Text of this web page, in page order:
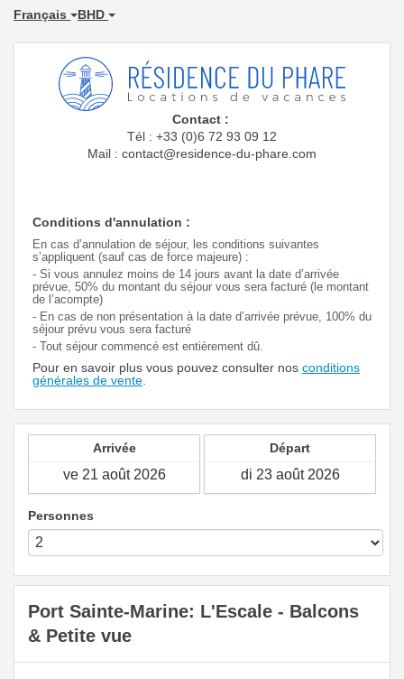
Français BHD
Contact :
Tél : +33 (0)6 72 93 09 12
Mail : contact@residence-du-phare.com
Conditions d'annulation :
En cas d’annulation de séjour, les conditions suivantes
s’appliquent (sauf cas de force majeure) :
- Si vous annulez moins de 14 jours avant la date d’arrivée
prévue, 50% du montant du séjour vous sera facturé (le montant
de l’acompte)
- En cas de non présentation à la date d’arrivée prévue, 100% du
séjour prévu vous sera facturé
- Tout séjour commencé est entièrement dû.
Pour en savoir plus vous pouvez consulter nos conditions
générales de vente
Arrivée Départ
Personnes
Port Sainte-Marine: L'Escale - Balcons
& Petite vue